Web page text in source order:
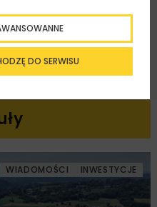
ZAPISZ MNIE
WIADOMOŚCI INWESTYCJE
DO SERWISU